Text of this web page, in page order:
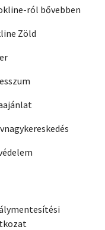
ról bővebben
Zöld